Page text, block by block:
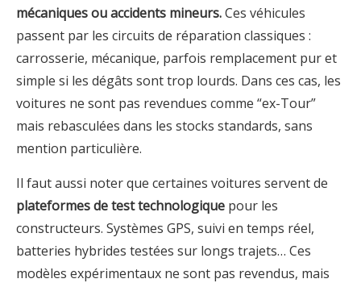
mécaniques ou accidents mineurs.Ces véhicules
passent par les circuits de réparation classiques :
carrosserie, mécanique, parfois remplacement pur et
simple si les dégâts sont trop lourds. Dans ces cas, les
voitures ne sont pas revendues comme “ex-Tour”
mais rebasculées dans les stocks standards, sans
mention particulière.
Il faut aussi noter que certaines voitures servent de
plateformes de test technologique pour les
constructeurs. Systèmes GPS, suivi en temps réel,
batteries hybrides testées sur longs trajets… Ces
modèles expérimentaux ne sont pas revendus, mais